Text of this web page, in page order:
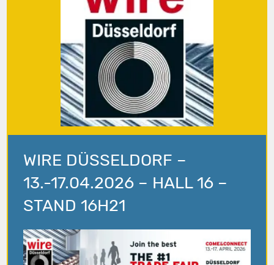
WIRE DÜSSELDORF –
13.-17.04.2026 – HALL 16 –
STAND 16H21